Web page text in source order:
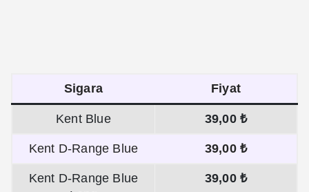
Sigara Fiyat
Kent Blue 39,00 ₺
Kent D-Range Blue 39,00 ₺
Kent D-Range Blue
39,00 ₺